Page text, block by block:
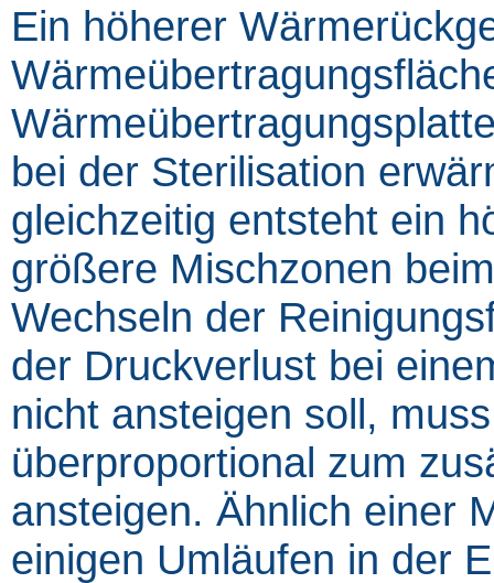
Ein höherer
bei der Sterilisation
gleichzeitig entsteht ein
größere Mischzonen
Wechseln der
der Druckverlust bei
nicht ansteigen soll,
überproportional zum
ansteigen. Ähnlich einer
einigen Umläufen in der